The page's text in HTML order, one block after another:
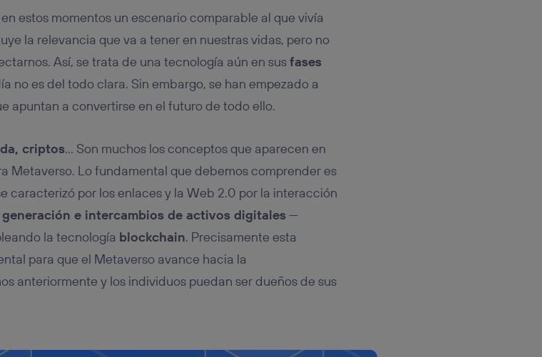
estos momentos un escenario comparable al que vivía
la relevancia que va a tener en nuestras vidas, pero no
Así, se trata de una tecnología aún en susfases
no es del todo clara. Sin embargo, se han empezado a
apuntan a convertirse en el futuro de todo ello.
criptos… Son muchos los conceptos que aparecen en
Metaverso. Lo fundamental que debemos comprender es
caracterizó por los enlaces y la Web 2.0 por la interacción
generación e intercambios de activos digitales—
la tecnología blockchain. Precisamente esta
para que el Metaverso avance hacia la
anteriormente y los individuos puedan ser dueños de sus